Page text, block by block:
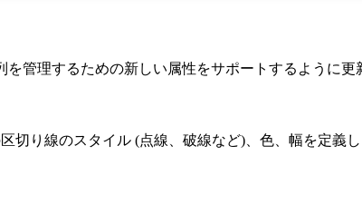
を管理するための新しい属性をサポートするように更
切り線のスタイル (点線、破線など)、色、幅を定義し